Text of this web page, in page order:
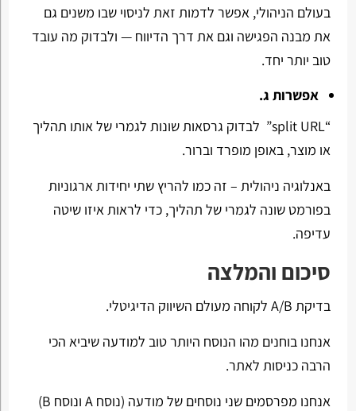
בעולם הניהולי, אפשר לדמות זאת לניסוי שבו משנים גם
את מבנה הפגישה וגם את דרך הדיווח — ולבדוק מה עובד
טוב יותר יחד.
אפשרות ג.
“split URL” לבדוק גרסאות שונות לגמרי של אותו תהליך
או מוצר, באופן מופרד וברור.
באנלוגיה ניהולית – זה כמו להריץ שתי יחידות ארגוניות
בפורמט שונה לגמרי של תהליך, כדי לראות איזו שיטה
עדיפה.
סיכום והמלצה
בדיקת A/B לקוחה מעולם השיווק הדיגיטלי.
אנחנו בוחנים מהו הנוסח היותר טוב למודעה שיביא הכי
הרבה כניסות לאתר.
אנחנו מפרסמים שני נוסחים של מודעה (נוסח A ונוסח B)